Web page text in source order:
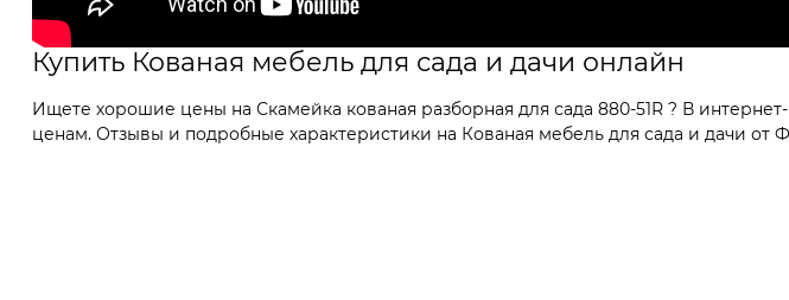
Купить Кованая мебель для сада и дачи онлайн
Ищете хорошие цены на Скамейка кованая разборная для сада 880-51R ? В
ценам. Отзывы и подробные характеристики на Кованая мебель для сада и дачи от